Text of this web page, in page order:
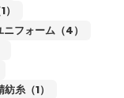
ニフォーム（4）
糸（1）